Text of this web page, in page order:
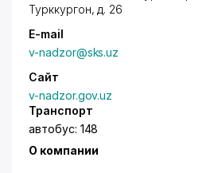
Турккургон, д. 26
E-mail
v-nadzor@sks.uz
Сайт
v-nadzor.gov.uz
Транспорт
автобус: 148
О компании